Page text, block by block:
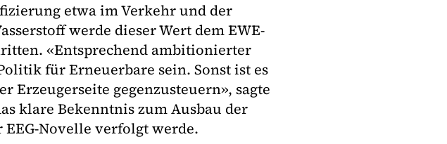
etwa im Verkehr und der
werde dieser Wert dem EWE-
«Entsprechend ambitionierter
für Erneuerbare sein. Sonst ist es
Erzeugerseite gegenzusteuern», sagte
klare Bekenntnis zum Ausbau der
Novelle verfolgt werde.